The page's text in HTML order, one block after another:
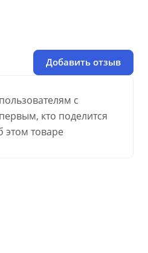
с
кто поделится
товаре
Добавить отзыв